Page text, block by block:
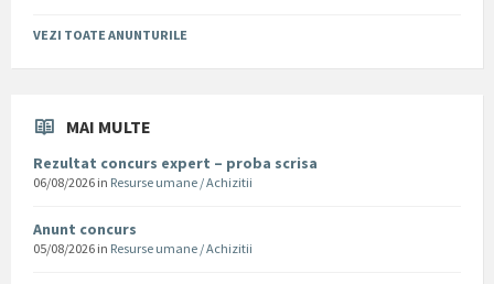
VEZI TOATE ANUNTURILE
MAI MULTE
Rezultat concurs expert – proba scrisa
06/08/2026 in Resurse umane / Achizitii
Anunt concurs
05/08/2026 in Resurse umane / Achizitii